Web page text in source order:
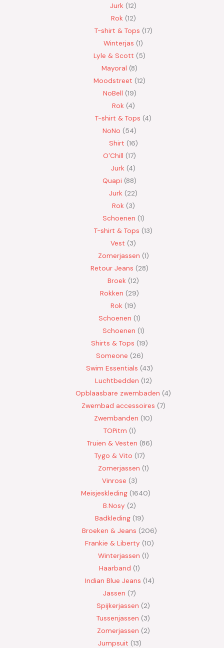
Jurk 12
Rok 12
T-shirt & Tops 17
Winterjas 1
Lyle & Scott
5
Mayoral 8
Moodstreet 12
NoBell 19
Rok 4
T-shirt & Tops 4
NoNo
54
Shirt 16
O'Chill 17
Jurk 4
Quapi 88
Jurk 22
Rok 3
Schoenen 1
T-shirt & Tops 13
Vest
3
Zomerjassen 1
Retour Jeans
28
Broek 12
Rokken
29
Rok 19
Schoenen 1
Schoenen 1
Shirts & Tops 19
Someone 26
Swim Essentials 43
Luchtbedden 12
Opblaasbare zwembaden 4
Zwembad accessoires 7
Zwembanden 10
TOPitm 1
Truien & Vesten 86
Tygo & Vito 17
Zomerjassen 1
Vinrose 3
Meisjeskleding 1640
B.Nosy
2
Badkleding 19
Broeken & Jeans
206
Frankie & Liberty 10
Winterjassen 1
Haarband 1
Indian Blue Jeans 14
Jassen 7
Spijkerjassen
2
Tussenjassen
3
Zomerjassen 2
Jumpsuit 13